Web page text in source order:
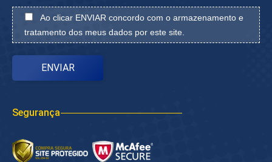
Ao clicar ENVIAR concordo com o armazenamento e
tratamento dos meus dados por este site.
Segurança